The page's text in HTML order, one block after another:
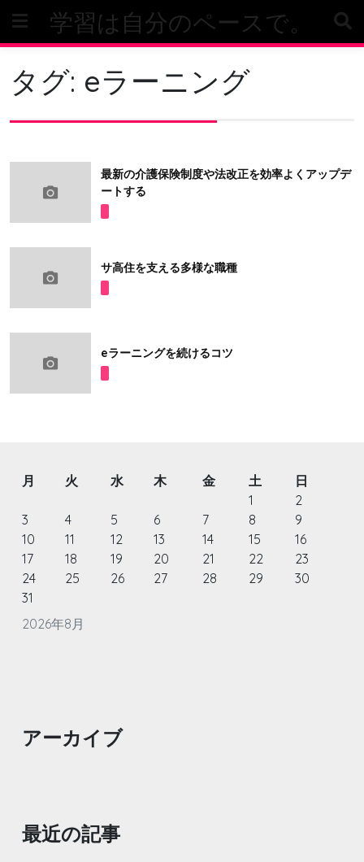
content
学習は自分のペースで。
タグ: eラーニング
最新の介護保険制度や法改正を効率よくアップデ
ートする
サ高住を支える多様な職種
eラーニングを続けるコツ
2026年8月
月 火 水 木 金 土
日
1
2
3
4 5 6 7 8
9
10
11 12 13 14 15
16
17
18 19 20 21 22
23
24
25 26 27 28 29
30
31
アーカイブ
最近の記事